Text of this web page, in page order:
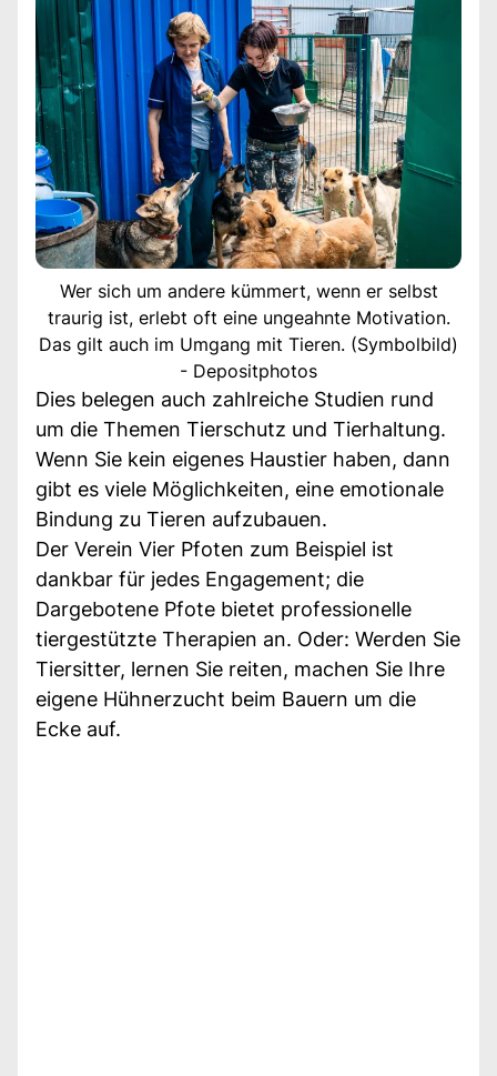
Wer sich um andere kümmert, wenn er selbst
traurig ist, erlebt oft eine ungeahnte Motivation.
Das gilt auch im Umgang mit Tieren. (Symbolbild)
- Depositphotos
Dies belegen auch zahlreiche Studien rund
um die Themen Tierschutz und Tierhaltung.
Wenn Sie kein eigenes Haustier haben, dann
gibt es viele Möglichkeiten, eine emotionale
Bindung zu Tieren aufzubauen.
Der Verein Vier Pfoten zum Beispiel ist
dankbar für jedes Engagement; die
Dargebotene Pfote bietet professionelle
tiergestützte Therapien an. Oder: Werden Sie
Tiersitter, lernen Sie reiten, machen Sie Ihre
eigene Hühnerzucht beim Bauern um die
Ecke auf.